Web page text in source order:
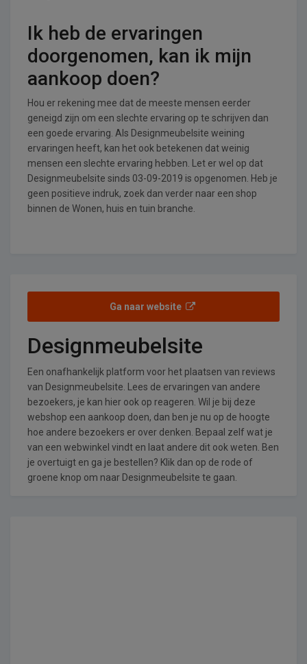
Ik heb de ervaringen
doorgenomen, kan ik mijn
aankoop doen?
Hou er rekening mee dat de meeste mensen eerder
geneigd zijn om een slechte ervaring op te schrijven dan
een goede ervaring. Als Designmeubelsite weining
ervaringen heeft, kan het ook betekenen dat weinig
mensen een slechte ervaring hebben. Let er wel op dat
Designmeubelsite sinds 03-09-2019 is opgenomen. Heb je
geen positieve indruk, zoek dan verder naar een shop
binnen de Wonen, huis en tuin branche.
Ga naar website
Designmeubelsite
Een onafhankelijk platform voor het plaatsen van reviews
van Designmeubelsite. Lees de ervaringen van andere
bezoekers, je kan hier ook op reageren. Wil je bij deze
webshop een aankoop doen, dan ben je nu op de hoogte
hoe andere bezoekers er over denken. Bepaal zelf wat je
van een webwinkel vindt en laat andere dit ook weten. Ben
je overtuigt en ga je bestellen? Klik dan op de rode of
groene knop om naar Designmeubelsite te gaan.